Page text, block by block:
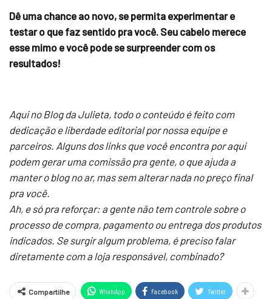
Dê uma chance ao novo, se permita experimentar e
testar o que faz sentido pra você. Seu cabelo merece
esse mimo e você pode se surpreender com os
resultados!
Aqui no Blog da Julieta, todo o conteúdo é feito com
dedicação e liberdade editorial por nossa equipe e
parceiros. Alguns dos links que você encontra por aqui
podem gerar uma comissão pra gente, o que ajuda a
manter o blog no ar, mas sem alterar nada no preço final
pra você.
Ah, e só pra reforçar: a gente não tem controle sobre o
processo de compra, pagamento ou entrega dos produtos
indicados. Se surgir algum problema, é preciso falar
diretamente com a loja responsável, combinado?
Compartilhe WhatsApp Facebook Twitter